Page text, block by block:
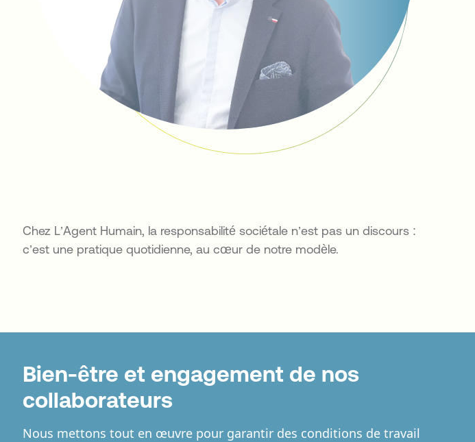
Chez L’Agent Humain, la responsabilité sociétale n’est pas un discours :
c’est une pratique quotidienne, au cœur de notre modèle.
Bien-être et engagement de nos
collaborateurs
Nous mettons tout en œuvre pour garantir des conditions de travail